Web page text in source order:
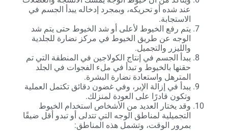
عند شده أو تحريكه، وبمجرد إدخاله يبدأ الجسم في
الاستجابة.
يتم رفع الخيوط لأعلى أو شد الخيوط حتى يتم شد
الوجه عن طريق الخيوط في مركز نضارة للجلدية
والليزر والتجميل.
يبدأ الجسم في إنتاج الكولاجين في المنطقة التي تم
حقنها بالخيوط و تبدأ في ملء الفجوات في الجلد
المترهل واستعادة نضارة البشرة.
يبدأ في إزالة الإبر، وفي غضون دقائق تكتمل العملية
وتكون قادرًا على العودة لمنزلك.
وقد يختار العديد من الأشخاص استخدام الخيوط
التجميلية لمناطق الوجه التي تتدلى أو تبدو أقل ضيقًا
بمرور الوقت، وتشمل هذه المناطق: